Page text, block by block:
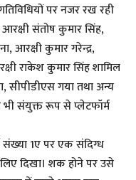
पर नजर रख रही
आरक्षी संतोष कुमार सिंह,
आरक्षी कुमार गरेन्द्र,
राकेश कुमार सिंह शामिल
गया तथा अन्य
भी संयुक्त रूप से प्लेटफॉर्म
संख्या 1ए पर एक संदिग्ध
दिखा। शक होने पर उसे